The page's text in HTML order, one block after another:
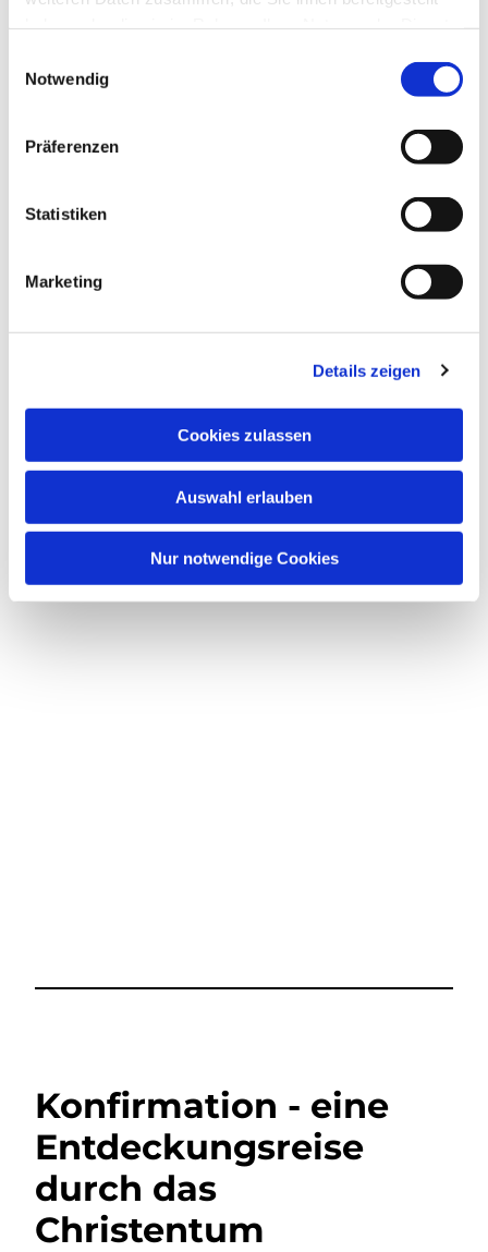
Notwendig
Präferenzen
Statistiken
Marketing
Details zeigen
Cookies zulassen
Auswahl erlauben
Nur notwendige Cookies
Gottesdienste und
Veranstaltungen
Konfirmation - eine
Entdeckungsreise
durch das
Christentum